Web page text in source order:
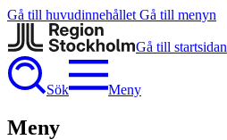
Gå till huvudinnehållet Gå till menyn
Gå till startsidan
Sök Meny
Meny